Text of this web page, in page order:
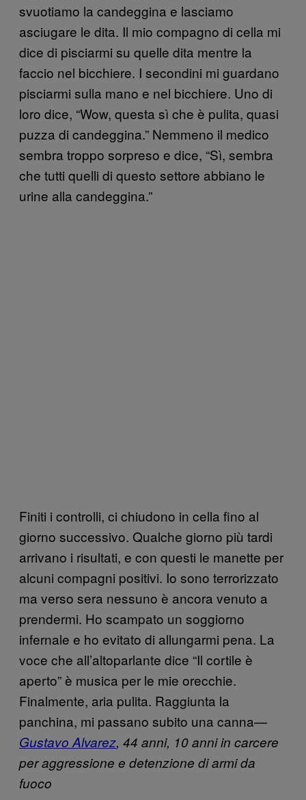
svuotiamo la candeggina e lasciamo
asciugare le dita. Il mio compagno di cella mi
dice di pisciarmi su quelle dita mentre la
faccio nel bicchiere. I secondini mi guardano
pisciarmi sulla mano e nel bicchiere. Uno di
loro dice, “Wow, questa sì che è pulita, quasi
puzza di candeggina.” Nemmeno il medico
sembra troppo sorpreso e dice, “Sì, sembra
che tutti quelli di questo settore abbiano le
urine alla candeggina.”
Finiti i controlli, ci chiudono in cella fino al
giorno successivo. Qualche giorno più tardi
arrivano i risultati, e con questi le manette per
alcuni compagni positivi. Io sono terrorizzato
ma verso sera nessuno è ancora venuto a
prendermi. Ho scampato un soggiorno
infernale e ho evitato di allungarmi pena. La
voce che all’altoparlante dice “Il cortile è
aperto” è musica per le mie orecchie.
Finalmente, aria pulita. Raggiunta la
panchina, mi passano subito una canna—
Gustavo Alvarez, 44 anni, 10 anni in carcere
per aggressione e detenzione di armi da
fuoco